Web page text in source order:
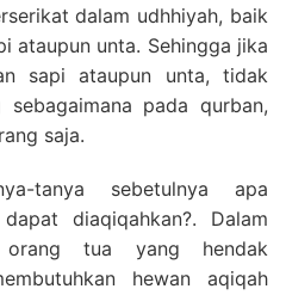
dalam udhhiyah, baik
ataupun unta. Sehingga jika
sapi ataupun unta, tidak
pada qurban,
saja.
tanya sebetulnya apa
diaqiqahkan?. Dalam
tua yang hendak
hewan aqiqah